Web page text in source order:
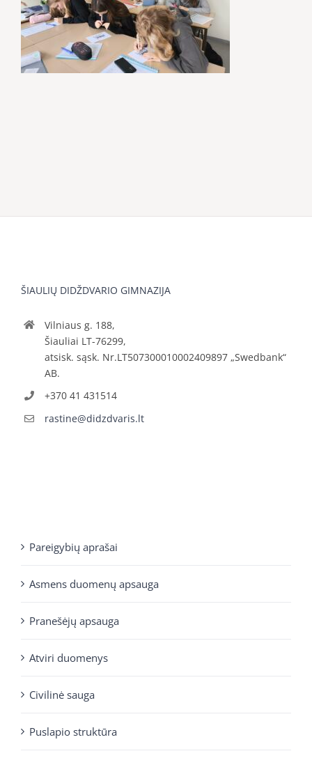
ŠIAULIŲ DIDŽDVARIO GIMNAZIJA
Vilniaus g. 188,
Šiauliai LT-76299,
atsisk. sąsk. Nr.LT507300010002409897 „Swedbank“
AB.
+370 41 431514
rastine@didzdvaris.lt
Pareigybių aprašai
Asmens duomenų apsauga
Pranešėjų apsauga
Atviri duomenys
Civilinė sauga
Puslapio struktūra